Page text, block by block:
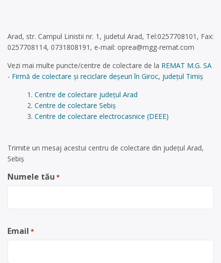
Arad, str. Campul Linistii nr. 1, judetul Arad, Tel:0257708101, Fax:
0257708114, 0731808191, e-mail: oprea@mgg-remat.com
Vezi mai multe puncte/centre de colectare de la REMAT M.G. SA
- Firmă de colectare și reciclare deșeuri în Giroc, județul Timiș
Centre de colectare județul Arad
Centre de colectare Sebiș
Centre de colectare electrocasnice (DEEE)
Trimite un mesaj acestui centru de colectare din județul Arad,
Sebiș
Numele tău *
Email *